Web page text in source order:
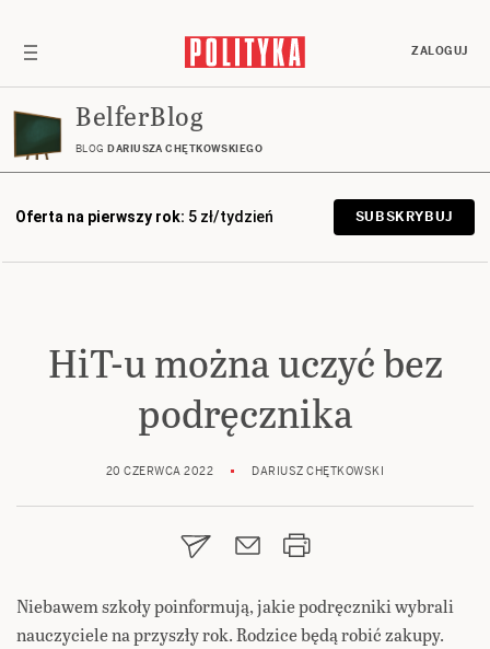
ZALOGUJ
BelferBlog
BLOG DARIUSZA CHĘTKOWSKIEGO
Oferta na pierwszy rok: 5 zł/tydzień SUBSKRYBUJ
HiT-u można uczyć bez
podręcznika
20 CZERWCA 2022 DARIUSZ CHĘTKOWSKI
Niebawem szkoły poinformują, jakie podręczniki wybrali
nauczyciele na przyszły rok. Rodzice będą robić zakupy.